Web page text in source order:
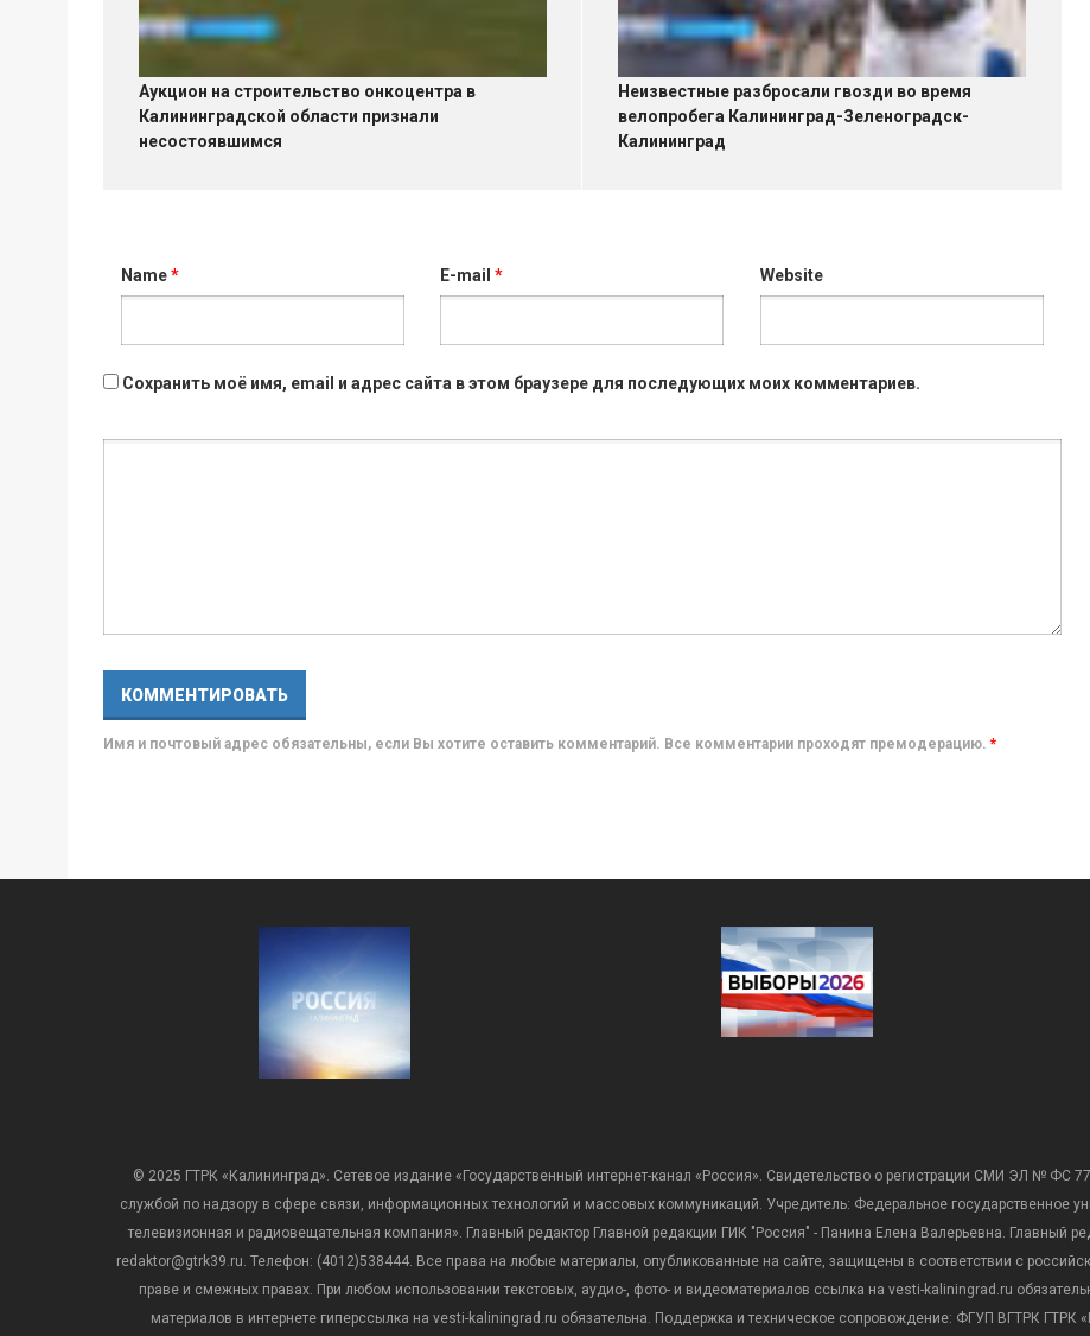
Аукцион на строительство онкоцентра в
Калининградской области признали
несостоявшимся
Неизвестные разбросали гвозди во время
велопробега Калининград-Зеленоградск-
Калининград
Name* E-mail* Website
Сохранить моё имя, email и адрес сайта в этом браузере для последующих моих комментариев.
Имя и почтовый адрес обязательны, если Вы хотите оставить комментарий. Все комментарии проходят премодерацию. *
© 2025 ГТРК «Калининград». Сетевое издание «Государственный интернет-канал «Россия». Свидетельство о регистрации СМИ ЭЛ № ФС
службой по надзору в сфере связи, информационных технологий и массовых коммуникаций. Учредитель: Федеральное государственное
телевизионная и радиовещательная компания». Главный редактор Главной редакции ГИК "Россия" - Панина Елена Валерьевна. Главный
redaktor@gtrk39.ru. Телефон: (4012)538444. Все права на любые материалы, опубликованные на сайте, защищены в соответствии с
праве и смежных правах. При любом использовании текстовых, аудио-, фото- и видеоматериалов ссылка на vesti-kaliningrad.ru
материалов в интернете гиперссылка на vesti-kaliningrad.ru обязательна. Поддержка и техническое сопровождение: ФГУП ВГТРК ГТРК